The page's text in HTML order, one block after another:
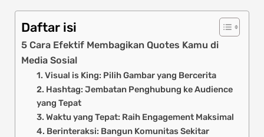
Daftar isi
5 Cara Efektif Membagikan Quotes Kamu di
Media Sosial
1. Visual is King: Pilih Gambar yang Bercerita
2. Hashtag: Jembatan Penghubung ke Audience
yang Tepat
3. Waktu yang Tepat: Raih Engagement Maksimal
4. Berinteraksi: Bangun Komunitas Sekitar